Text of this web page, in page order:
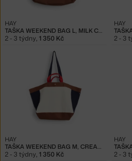
TAŠKA WEEKEND BAG L, MILK CHOCOLATE
HAY
2 - 3 týdny, 1 350 Kč
HAY
2 - 3
TAŠKA WEEKEND BAG M, CREAM MULTI
HAY
2 - 3 týdny, 1 350 Kč
HAY
2 - 3